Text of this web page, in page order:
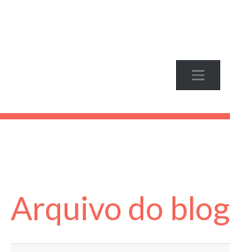
Arquivo do blog